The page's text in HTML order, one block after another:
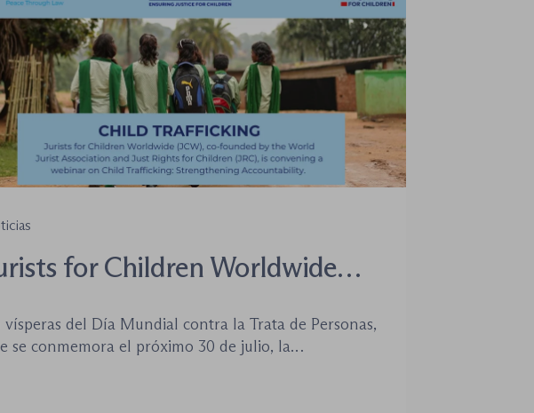
for Children Worldwide
para combatir la
vísperas del Día Mundial contra la Trata de Personas,
se conmemora el próximo 30 de julio, la